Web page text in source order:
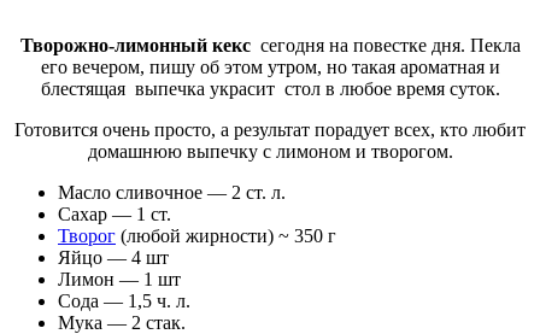
Творожно-лимонный кекс сегодня на повестке дня. Пекла
его вечером, пишу об этом утром, но такая ароматная и
блестящая выпечка украсит стол в любое время суток.
Готовится очень просто, а результат порадует всех, кто любит
домашнюю выпечку с лимоном и творогом.
Масло сливочное — 2 ст. л.
Сахар — 1 ст.
Творог (любой жирности) ~ 350 г
Яйцо — 4 шт
Лимон — 1 шт
Сода — 1,5 ч. л.
Мука — 2 стак.